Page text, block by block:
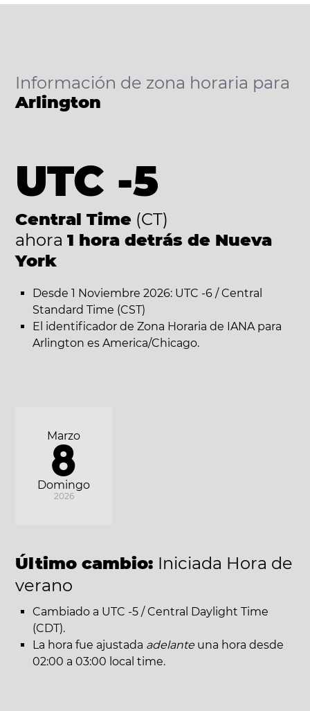
Información de zona horaria para
Arlington
UTC -5
Central Time (CT)
ahora 1 hora detrás de Nueva
York
Desde 1 Noviembre 2026: UTC -6 / Central
Standard Time (CST)
El identificador de Zona Horaria de IANA para
Arlington es America/Chicago.
Domingo
Marzo
8
2026
Último cambio: Iniciada Hora de
verano
Cambiado a UTC -5 / Central Daylight Time
(CDT).
La hora fue ajustada adelante una hora desde
02:00 a 03:00 local time.